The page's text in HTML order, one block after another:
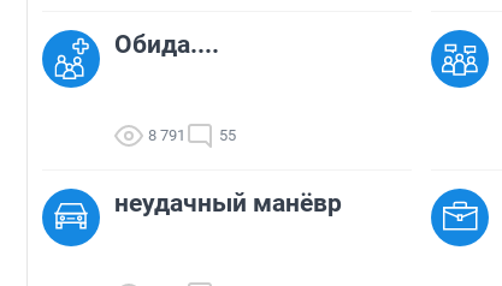
Обида....
8 791 55
неудачный манёвр